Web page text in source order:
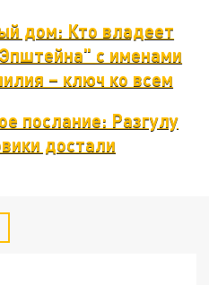
дом: Кто владеет
с именами
– ключ ко всем
послание: Разгулу
достали